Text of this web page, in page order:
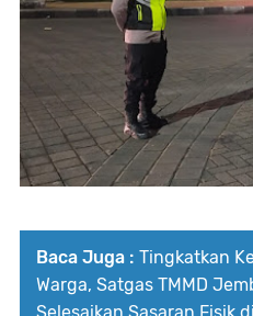
Baca Juga : Tingkatkan
Warga, Satgas TMMD